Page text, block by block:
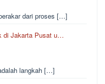
dari proses […]
di Jakarta Pusat u…
langkah […]